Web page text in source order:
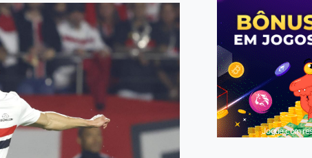
Jogue com